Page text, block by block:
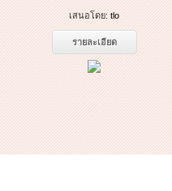
เสนอโดย: tlo
รายละเอียด